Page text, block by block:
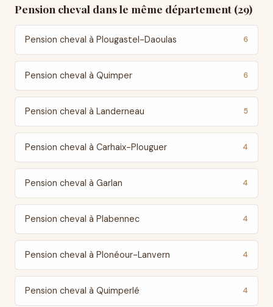
Pension cheval dans le même département (29)
Pension cheval à Plougastel-Daoulas 6
Pension cheval à Quimper 6
Pension cheval à Landerneau 5
Pension cheval à Carhaix-Plouguer 4
Pension cheval à Garlan 4
Pension cheval à Plabennec 4
Pension cheval à Plonéour-Lanvern 4
Pension cheval à Quimperlé 4